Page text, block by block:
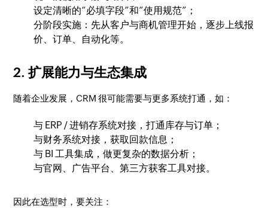
设定清晰的“必填字段”和“使用规范”；
分阶段实施：先从客户与商机管理开始，逐步上线报
价、订单、自动化等。
2. 扩展能力与生态集成
随着企业发展，CRM 很可能需要与更多系统打通，如：
与 ERP / 进销存系统对接，打通库存与订单；
与财务系统对接，获取回款信息；
与 BI 工具集成，做更复杂的数据分析；
与官网、广告平台、第三方获客工具对接。
因此在选型时，要关注：